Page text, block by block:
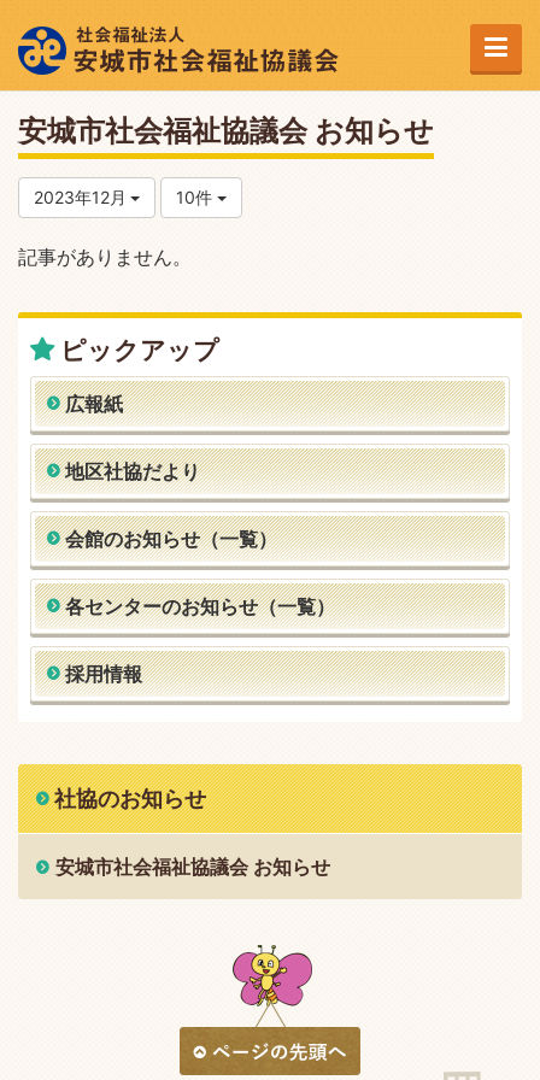
安城市社会福祉協議会 お知らせ
2023年12月 10件
記事がありません。
ピックアップ
広報紙
地区社協だより
会館のお知らせ（一覧）
各センターのお知らせ（一覧）
採用情報
社協のお知らせ
安城市社会福祉協議会 お知らせ